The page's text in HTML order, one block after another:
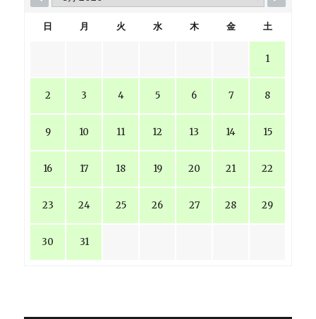
日 月 火 水 木 金 土
1
2 3 4 5 6 7 8
9 10 11 12 13 14 15
16 17 18 19 20 21 22
23 24 25 26 27 28 29
30 31